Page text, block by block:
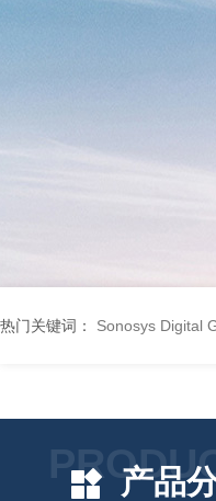
热门关键词： Sonosys Digital
产品